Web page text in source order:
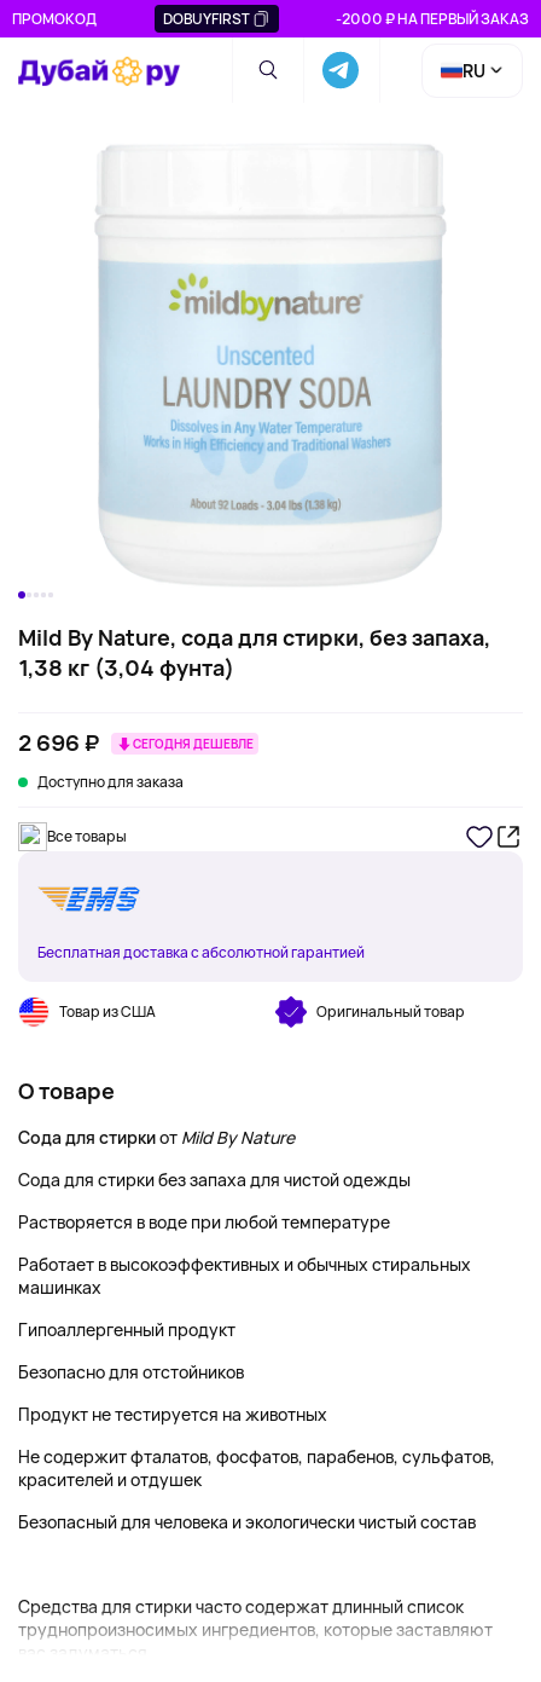
ПРОМОКОД DOBUYFIRST -2000 ₽ НА ПЕРВЫЙ ЗАКАЗ
RU
Mild By Nature, сода для стирки, без запаха,
1,38 кг (3,04 фунта)
2 696 ₽ СЕГОДНЯ ДЕШЕВЛЕ
Доступно для заказа
Все товары
Бесплатная доставка с абсолютной гарантией
Товар из США Оригинальный товар
О товаре
Сода для стиркиот Mild By Nature
Сода для стирки без запаха для чистой одежды
Растворяется в воде при любой температуре
Работает в высокоэффективных и обычных стиральных
машинках
Гипоаллергенный продукт
Безопасно для отстойников
Продукт не тестируется на животных
Не содержит фталатов, фосфатов, парабенов, сульфатов,
красителей и отдушек
Безопасный для человека и экологически чистый состав
Средства для стирки часто содержат длинный список
труднопроизносимых ингредиентов, которые заставляют
вас задуматься,...